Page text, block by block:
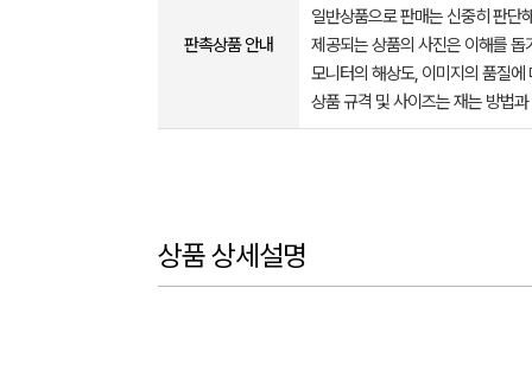
판촉상품 안내
일반상품으로 판매는 신중히 판단
제공되는 상품의 사진은 이해를
모니터의 해상도, 이미지의 품질
상품 규격 및 사이즈는 재는 방법
상품 상세설명